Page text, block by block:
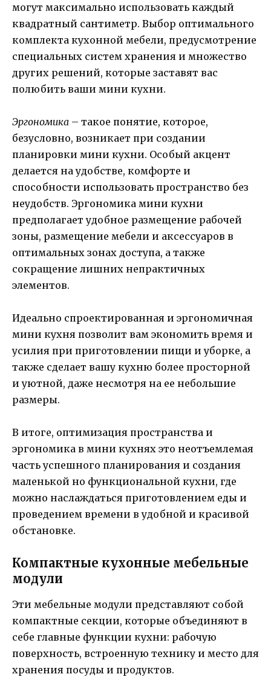
могут максимально использовать каждый
квадратный сантиметр. Выбор оптимального
комплекта кухонной мебели, предусмотрение
специальных систем хранения и множество
других решений, которые заставят вас
полюбить ваши мини кухни.
Эргономика – такое понятие, которое,
безусловно, возникает при создании
планировки мини кухни. Особый акцент
делается на удобстве, комфорте и
способности использовать пространство без
неудобств. Эргономика мини кухни
предполагает удобное размещение рабочей
зоны, размещение мебели и аксессуаров в
оптимальных зонах доступа, а также
сокращение лишних непрактичных
элементов.
Идеально спроектированная и эргономичная
мини кухня позволит вам экономить время и
усилия при приготовлении пищи и уборке, а
также сделает вашу кухню более просторной
и уютной, даже несмотря на ее небольшие
размеры.
В итоге, оптимизация пространства и
эргономика в мини кухнях это неотъемлемая
часть успешного планирования и создания
маленькой но функциональной кухни, где
можно наслаждаться приготовлением еды и
проведением времени в удобной и красивой
обстановке.
Компактные кухонные мебельные
модули
Эти мебельные модули представляют собой
компактные секции, которые объединяют в
себе главные функции кухни: рабочую
поверхность, встроенную технику и место для
хранения посуды и продуктов.